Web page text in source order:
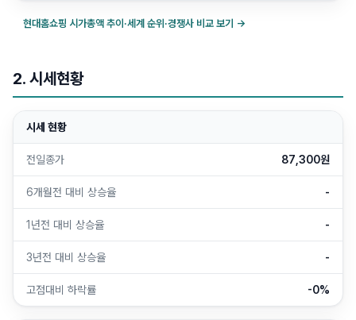
현대홈쇼핑 시가총액 추이·세계 순위·경쟁사 비교 보기 →
2. 시세현황
시세 현황
전일종가 87,300원
6개월전 대비 상승율 -
1년전 대비 상승율 -
3년전 대비 상승율 -
고점대비 하락률 -0%